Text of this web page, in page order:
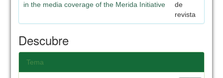
in the media coverage of the Merida Initiative
de
revista
Descubre
Tema